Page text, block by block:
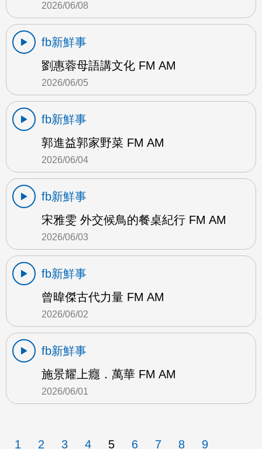
2026/06/08
fb新鮮事
劉惠蓉母語講文化 FM AM
2026/06/05
fb新鮮事
郭進益郭家野菜 FM AM
2026/06/04
fb新鮮事
宋雅雯 外交候鳥的餐桌紀行 FM AM
2026/06/03
fb新鮮事
曾暐傑古代力量 FM AM
2026/06/02
fb新鮮事
施景耀上癮．萬華 FM AM
2026/06/01
1 2 3 4 5 6 7 8 9